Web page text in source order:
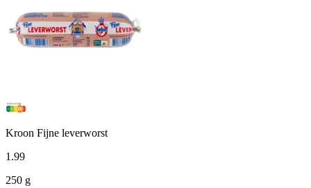
Kroon Fijne leverworst
1.99
250 g